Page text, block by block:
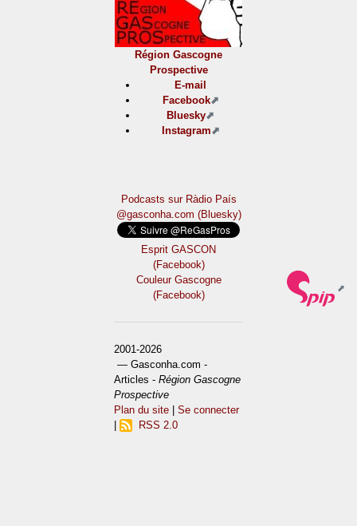
Région Gascogne
Prospective
E-mail
Facebook
Bluesky
Instagram
Podcasts sur Ràdio País
@gasconha.com (Bluesky)
Esprit GASCON
(Facebook)
Couleur Gascogne
(Facebook)
2001-2026
— Gasconha.com -
Articles -Région Gascogne
Prospective
Plan du site |Se connecter
|
RSS 2.0